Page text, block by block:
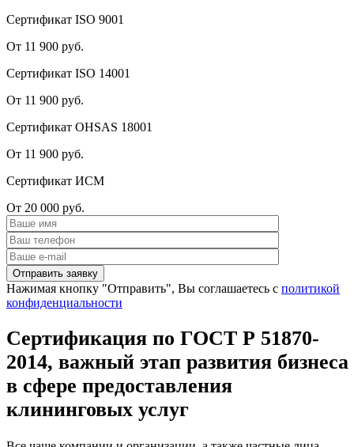
Сертификат ISO 9001
От 11 900 руб.
Сертификат ISO 14001
От 11 900 руб.
Сертификат OHSAS 18001
От 11 900 руб.
Сертификат ИСМ
От 20 000 руб.
Нажимая кнопку "Отправить", Вы соглашаетесь с политикой
конфиденциальности
Сертификация по ГОСТ Р 51870-
2014, важный этап развития бизнеса
в сфере предоставления
клининговых услуг